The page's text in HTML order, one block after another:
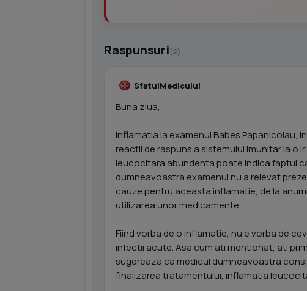
Raspunsuri(2)
SfatulMedicului
Buna ziua,
Inflamatia la examenul Babes
reactii de raspuns a sistemului imunitar la o
leucocitara abundenta poate indica faptul
dumneavoastra examenul nu a relevat
cauze pentru aceasta inflamatie, de la
utilizarea unor medicamente.
Fiind vorba de o inflamatie, nu e vorba de
infectii acute. Asa cum ati mentionat, ati
sugereaza ca medicul dumneavoastra
finalizarea tratamentului, inflamatia